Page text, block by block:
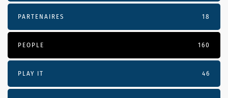
PARTENAIRES 18
PEOPLE 160
PLAY IT 46